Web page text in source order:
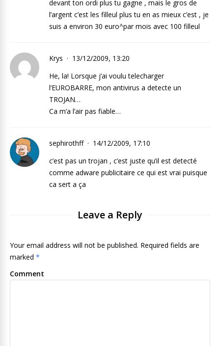
devant ton ordi plus tu gagne , mais le gros de
l’argent c’est les filleul plus tu en as mieux c’est , je
suis a environ 30 euro^par mois avec 100 filleul
Krys
13/12/2009, 13:20
He, la! Lorsque j’ai voulu telecharger
l’EUROBARRE, mon antivirus a detecte un
TROJAN…
Ca m’a l’air pas fiable…
sephirothff
14/12/2009, 17:10
c’est pas un trojan , c’est juste qu’il est detecté
comme adware publicitaire ce qui est vrai puisque
ca sert a ça
Leave a Reply
Your email address will not be published. Required fields are
marked *
Comment